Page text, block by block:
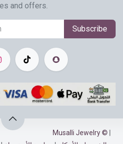
and offers.​
Subscribe
Musalli Jewelry ©